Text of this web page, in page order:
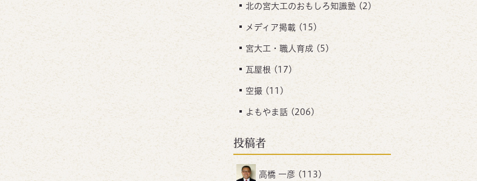
北の宮大工のおもしろ知識塾 (2)
メディア掲載 (15)
宮大工・職人育成 (5)
瓦屋根 (17)
空撮 (11)
よもやま話 (206)
投稿者
高橋 一彦 (113)